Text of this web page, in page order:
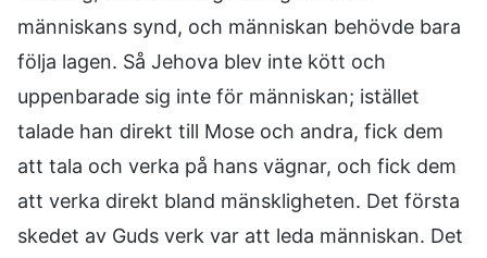
människans synd, och människan behövde bara
följa lagen. Så Jehova blev inte kött och
uppenbarade sig inte för människan; istället
talade han direkt till Mose och andra, fick dem
att tala och verka på hans vägnar, och fick dem
att verka direkt bland mänskligheten. Det första
skedet av Guds verk var att leda människan. Det